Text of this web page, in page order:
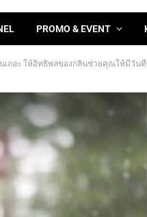
PROMO & EVENT
เถอะ ให้อิทธิพลของกลิ่นช่วยคุณให้มีวัน